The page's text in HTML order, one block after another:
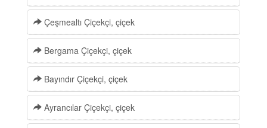
Çeşmealtı Çiçekçi, çiçek
Bergama Çiçekçi, çiçek
Bayındır Çiçekçi, çiçek
Ayrancılar Çiçekçi, çiçek